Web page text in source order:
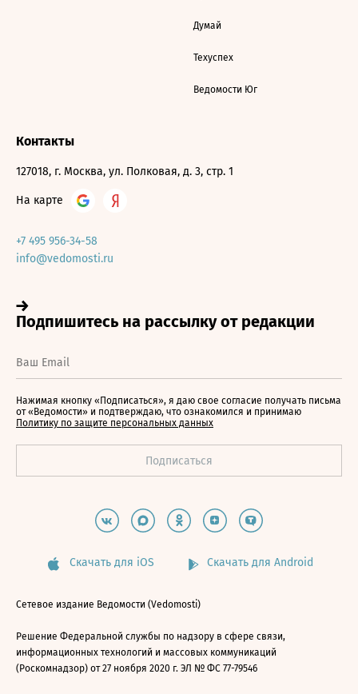
Думай
Техуспех
Ведомости Юг
Контакты
127018, г. Москва, ул. Полковая, д. 3, стр. 1
На карте
+7 495 956-34-58
info@vedomosti.ru
Нажимая кнопку «Подписаться», я даю свое согласие получать письма
от «Ведомости» и подтверждаю, что ознакомился и принимаю
Политику по защите персональных данных
Скачать для iOS Скачать для Android
Сетевое издание Ведомости (Vedomosti)
Решение Федеральной службы по надзору в сфере связи,
информационных технологий и массовых коммуникаций
(Роскомнадзор) от 27 ноября 2020 г. ЭЛ № ФС 77-79546